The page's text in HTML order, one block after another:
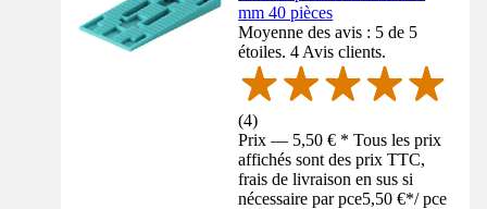
mm 40 pièces
Moyenne des avis : 5 de 5
étoiles. 4 Avis clients.
(4)
Prix — 5,50 € * Tous les prix
affichés sont des prix TTC,
frais de livraison en sus si
nécessaire par pce5,50 €*/ pce